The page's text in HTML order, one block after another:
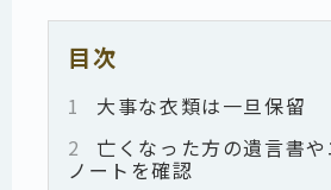
目次
1
大事な衣類は一旦保留
2
亡くなった方の遺言書
ノートを確認